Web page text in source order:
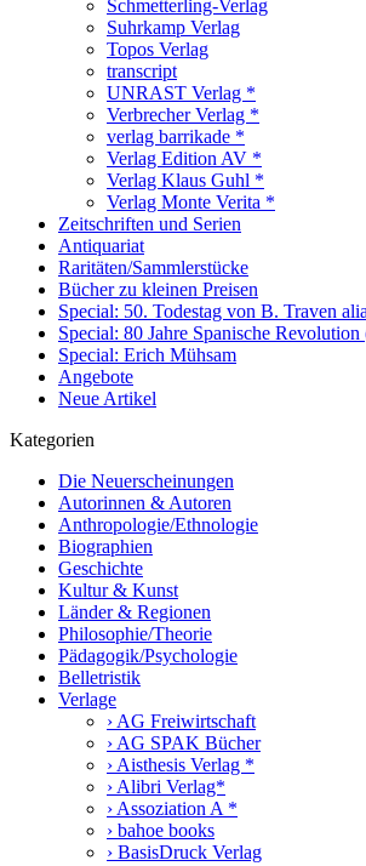
Schmetterling-Verlag
Suhrkamp Verlag
Topos Verlag
transcript
UNRAST Verlag *
Verbrecher Verlag *
verlag barrikade *
Verlag Edition AV *
Verlag Klaus Guhl *
Verlag Monte Verita *
Zeitschriften und Serien
Antiquariat
Raritäten/Sammlerstücke
Bücher zu kleinen Preisen
Special: 50. Todestag von B. Traven
Special: 80 Jahre Spanische
Special: Erich Mühsam
Angebote
Neue Artikel
Kategorien
Die Neuerscheinungen
Autorinnen & Autoren
Anthropologie/Ethnologie
Biographien
Geschichte
Kultur & Kunst
Länder & Regionen
Philosophie/Theorie
Pädagogik/Psychologie
Belletristik
Verlage
› AG Freiwirtschaft
› AG SPAK Bücher
› Aisthesis Verlag *
› Alibri Verlag*
› Assoziation A *
› bahoe books
› BasisDruck Verlag